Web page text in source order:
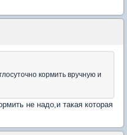
кормить вручную и
не надо,и такая которая